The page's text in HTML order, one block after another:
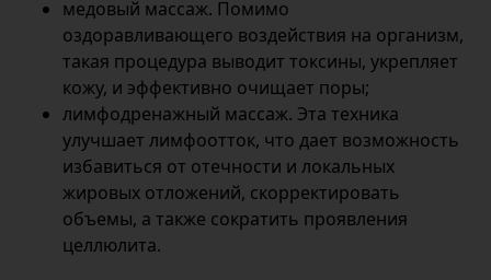
медовый массаж. Помимо
оздоравливающего воздействия на организм,
такая процедура выводит токсины, укрепляет
кожу, и эффективно очищает поры;
лимфодренажный массаж. Эта техника
улучшает лимфоотток, что дает возможность
избавиться от отечности и локальных
жировых отложений, скорректировать
объемы, а также сократить проявления
целлюлита.